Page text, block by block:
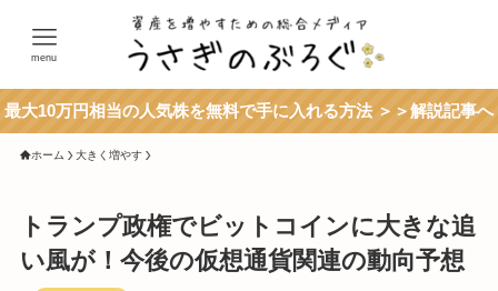
menu
最大10万円相当の人気株を無料で手に入れる方法 ＞＞解説記事へ
ホーム 大きく増やす
トランプ政権でビットコインに大きな追
い風が！今後の仮想通貨関連の動向予想